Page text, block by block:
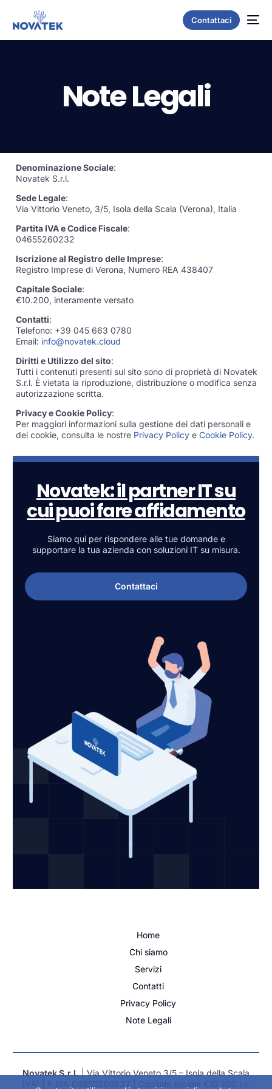
Contattaci
Note Legali
Denominazione Sociale:
Novatek S.r.l.
Sede Legale:
Via Vittorio Veneto, 3/5, Isola della Scala (Verona), Italia
Partita IVA e Codice Fiscale:
04655260232
Iscrizione al Registro delle Imprese:
Registro Imprese di Verona, Numero REA 438407
Capitale Sociale:
€10.200, interamente versato
Contatti:
Telefono: +39 045 663 0780
Email: info@novatek.cloud
Diritti e Utilizzo del sito:
Tutti i contenuti presenti sul sito sono di proprietà di Novatek
S.r.l. È vietata la riproduzione, distribuzione o modifica senza
autorizzazione scritta.
Privacy e Cookie Policy:
Per maggiori informazioni sulla gestione dei dati personali e
dei cookie, consulta le nostre Privacy Policye Cookie Policy.
Novatek: il partner IT su
cui puoi fare affidamento
Siamo qui per rispondere alle tue domande e
supportare la tua azienda con soluzioni IT su misura.
Contattaci
Home
Chi siamo
Servizi
Contatti
Privacy Policy
Note Legali
Novatek S.r.l.| Via Vittorio Veneto 3/5 – Isola della Scala